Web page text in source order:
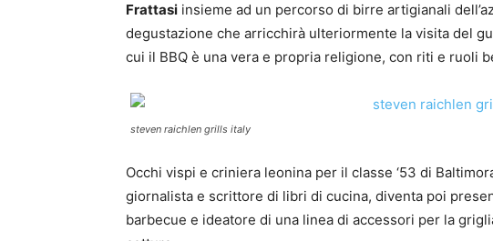
Frattasi insieme ad un percorso di birre artigianali
degustazione che arricchirà ulteriormente la visita del
cui il BBQ è una vera e propria religione, con riti e ruoli
steven raichlen grills italy
Occhi vispi e criniera leonina per il classe ‘53 di
giornalista e scrittore di libri di cucina, diventa poi
barbecue e ideatore di una linea di accessori per la